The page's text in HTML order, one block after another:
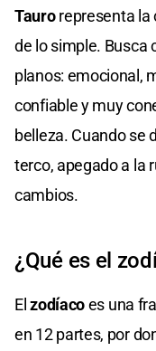
Taurorepresenta la
de lo simple. Busca
planos: emocional,
confiable y muy
belleza. Cuando se
terco, apegado a la
cambios.
¿Qué es el
Elzodíacoes una
en 12 partes, por